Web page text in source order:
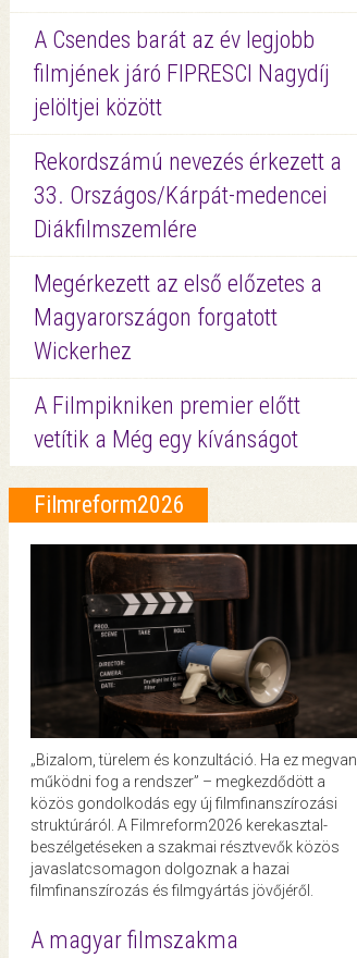
A Csendes barát az év legjobb
filmjének járó FIPRESCI Nagydíj
jelöltjei között
Rekordszámú nevezés érkezett a
33. Országos/Kárpát-medencei
Diákfilmszemlére
Megérkezett az első előzetes a
Magyarországon forgatott
Wickerhez
A Filmpikniken premier előtt
vetítik a Még egy kívánságot
Filmreform2026
„Bizalom, türelem és konzultáció. Ha ez megvan,
működni fog a rendszer” – megkezdődött a
közös gondolkodás egy új filmfinanszírozási
struktúráról. A Filmreform2026 kerekasztal-
beszélgetéseken a szakmai résztvevők közös
javaslatcsomagon dolgoznak a hazai
filmfinanszírozás és filmgyártás jövőjéről.
A magyar filmszakma